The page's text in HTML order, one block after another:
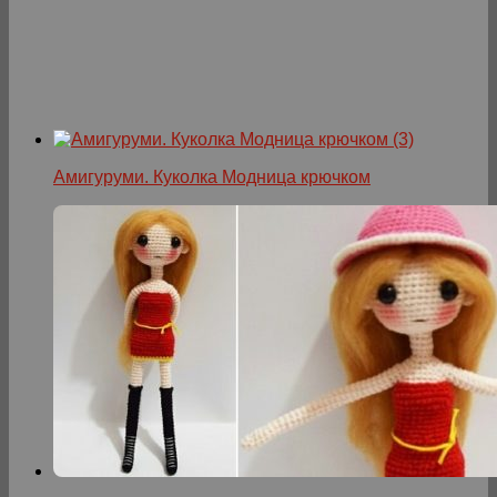
Амигуруми. Куколка Модница крючком